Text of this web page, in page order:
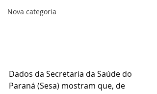
Nova categoria
Dados da Secretaria da Saúde do
Paraná (Sesa) mostram que, de